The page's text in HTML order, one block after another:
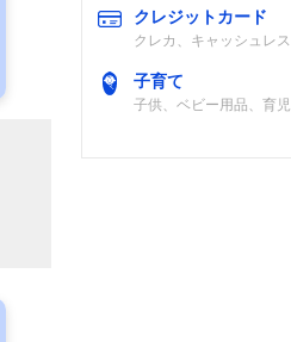
クレジットカード
クレカ、キャッシュレス
子育て
子供、ベビー用品、育児